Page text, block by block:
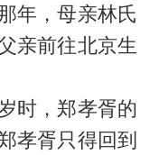
年，母亲林氏
亲前往北京生
时，郑孝胥的
孝胥只得回到